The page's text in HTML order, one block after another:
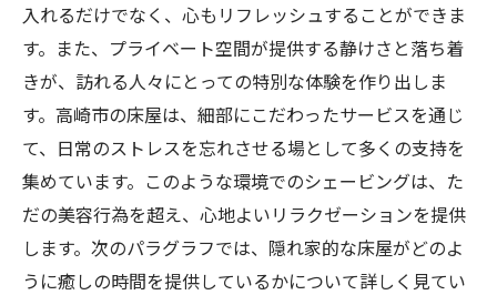
高崎市内の床屋で体験する贅沢な時間
シェービングがもたらす心地よさとリフレ
ッシュ感
プロが選ぶ高崎市のおすすめシェービング
高崎市の床屋で心と肌のリフレッシュを
高崎市の床屋で感じる特別なプライベートシェ
ービング空間
静けさに包まれたシェービングの贅沢
入れるだけでなく、心もリフレッシュすることができま
す。また、プライベート空間が提供する静けさと落ち着
きが、訪れる人々にとっての特別な体験を作り出しま
す。高崎市の床屋は、細部にこだわったサービスを通じ
て、日常のストレスを忘れさせる場として多くの支持を
集めています。このような環境でのシェービングは、た
だの美容行為を超え、心地よいリラクゼーションを提供
します。次のパラグラフでは、隠れ家的な床屋がどのよ
うに癒しの時間を提供しているかについて詳しく見てい